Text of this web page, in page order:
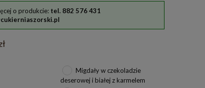
o produkcie: tel. 882 576 431
Migdały w czekoladzie
deserowej i białej z karmelem